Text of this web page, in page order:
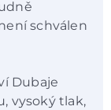
schválen
Dubaje
vysoký tlak,